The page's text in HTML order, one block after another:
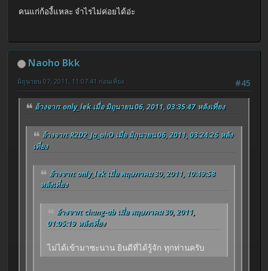
คนแก่ก้องี้แหละ จำไรไม่ค่อยได้อ่ะ
Naoho Bkk
#45
มิถุนายน 07, 2011, 11:07:41 ก่อนเที่ยง
อ้างจาก: only_lek เมื่อ มิถุนายน 06, 2011, 03:35:47 หลังเที่ยง
อ้างจาก: R2D2_Ja_ohO เมื่อ มิถุนายน 06, 2011, 03:24:26 หลัง
เที่ยง
อ้างจาก: only_lek เมื่อ พฤษภาคม 30, 2011, 10:49:58
หลังเที่ยง
อ้างจาก: chang-ab เมื่อ พฤษภาคม 30, 2011,
01:05:19 หลังเที่ยง
ไม่ได้เข้ามาซะนาน ยินดีที่ได้รู้จัก ทุกท่านครับ